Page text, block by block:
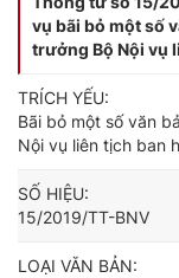
vụ bãi bỏ một số
trưởng Bộ Nội vụ
TRÍCH YẾU:
Bãi bỏ một số văn
Nội vụ liên tịch ban
SỐ HIỆU:
15/2019/TT-BNV
LOẠI VĂN BẢN: